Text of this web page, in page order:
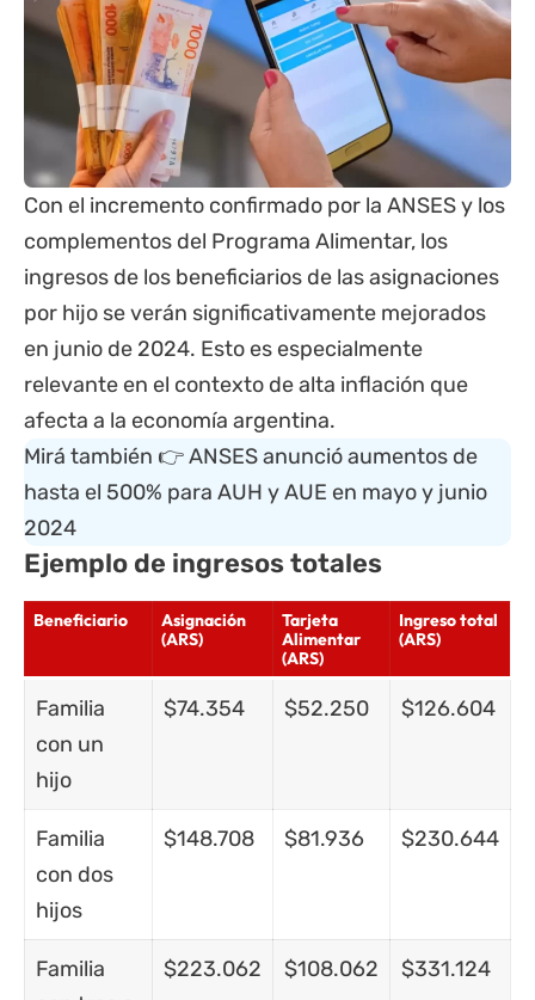
Con el incremento confirmado por la ANSES y los
complementos del Programa Alimentar, los
ingresos de los beneficiarios de las asignaciones
por hijo se verán significativamente mejorados
en junio de 2024. Esto es especialmente
relevante en el contexto de alta inflación que
afecta a la economía argentina.
Mirá también 👉ANSES anunció aumentos de
hasta el 500% para AUH y AUE en mayo y junio
2024
Ejemplo de ingresos totales
Beneficiario
Asignación
(ARS)
Tarjeta
Alimentar
(ARS)
Ingreso total
(ARS)
Familia
con un
hijo
$74.354 $52.250 $126.604
Familia
con dos
hijos
$148.708 $81.936 $230.644
Familia
$223.062 $108.062 $331.124